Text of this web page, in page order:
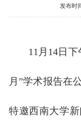
发布时
11月14日
月”学术报告在
特邀西南大学